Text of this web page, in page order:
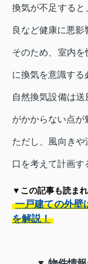
換気が不足する
良など健康に悪影
そのため、室内を
に換気を意識する
自然換気設備は
がかからない点が
ただし、風向き
口を考えて計画す
▼この記事も読ま
一戸建ての外壁
を解説！